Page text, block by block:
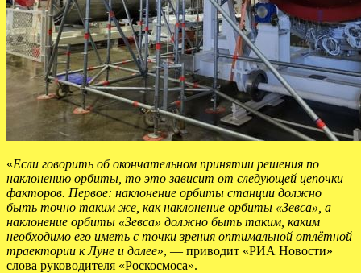
«Если говорить об окончательном принятии решения по
наклонению орбиты, то это зависит от следующей цепочки
факторов. Первое: наклонение орбиты станции должно
быть точно таким же, как наклонение орбиты «Зевса», а
наклонение орбиты «Зевса» должно быть таким, каким
необходимо его иметь с точки зрения оптимальной отлётной
траектории к Луне и далее», — приводит «РИА Новости»
слова руководителя «Роскосмоса».